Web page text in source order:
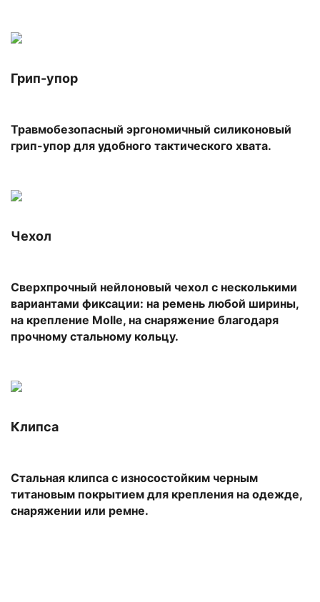
Грип-упор
Травмобезопасный эргономичный силиконовый
грип-упор для удобного тактического хвата.
Чехол
Сверхпрочный нейлоновый чехол с несколькими
вариантами фиксации: на ремень любой ширины,
на крепление Molle, на снаряжение благодаря
прочному стальному кольцу.
Клипса
Стальная клипса с износостойким черным
титановым покрытием для крепления на одежде,
снаряжении или ремне.